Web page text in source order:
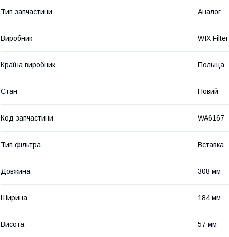
Тип запчастини Аналог
Виробник WIX
Країна виробник Польща
Стан Новий
Код запчастини WA6167
Тип фільтра Вставка
Довжина 308 мм
Ширина 184 мм
Висота 57 мм